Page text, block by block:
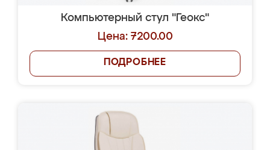
Компьютерный стул "Геокс"
Цена: 7200.00
ПОДРОБНЕЕ